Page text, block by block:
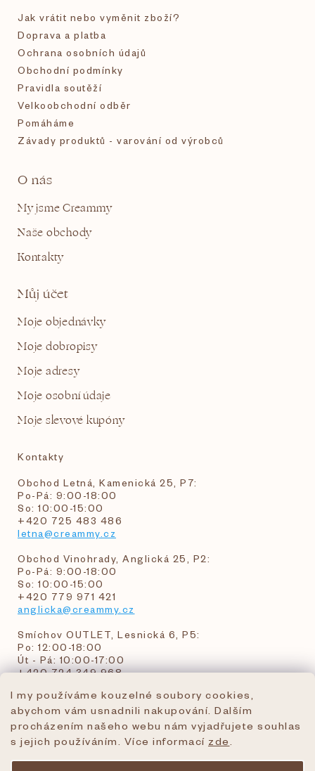
I my používáme kouzelné soubory cookies,
abychom vám usnadnili nakupování. Dalším
procházením našeho webu nám vyjadřujete souhlas
s jejich používáním. Více informací zde
Jak vrátit nebo vyměnit zboží?
Doprava a platba
Ochrana osobních údajů
Obchodní podmínky
Pravidla soutěží
Velkoobchodní odběr
Pomáháme
Závady produktů - varování od výrobců
O nás
My jsme Creammy
Naše obchody
Kontakty
Můj účet
Moje objednávky
Moje dobropisy
Moje adresy
Moje osobní údaje
Moje slevové kupóny
Kontakty
Obchod Letná, Kamenická 25, P7:
Po-Pá: 9:00-18:00
So: 10:00-15:00
+420 725 483 486
letna@creammy.cz
Obchod Vinohrady, Anglická 25, P2:
Po-Pá: 9:00-18:00
So: 10:00-15:00
+420 779 971 421
anglicka@creammy.cz
Smíchov OUTLET, Lesnická 6, P5:
Po: 12:00-18:00
Út - Pá: 10:00-17:00
+420 724 349 968
objednavky@creammy.cz
tel:+420 724 349 968